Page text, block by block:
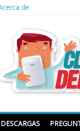
de
del
DESCARGAS